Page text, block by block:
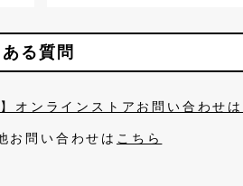
る質問
オンラインストアお問い合わせ
お問い合わせは こちら